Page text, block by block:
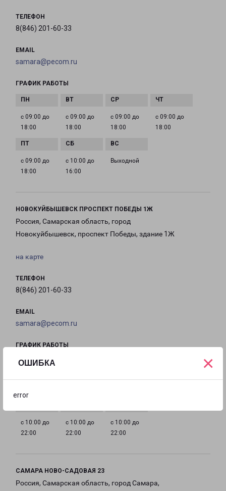
ОШИБКА
error
×
ТЕЛЕФОН
8(846) 201-60-33
EMAIL
samara@pecom.ru
ГРАФИК РАБОТЫ
с 09:00 до
18:00
с 09:00 до
18:00
с 09:00 до
18:00
с 09:00 до
18:00
с 09:00 до
18:00
с 10:00 до
16:00
Выходной
НОВОКУЙБЫШЕВСК ПРОСПЕКТ ПОБЕДЫ 1Ж
Россия, Самарская область, город
Новокуйбышевск, проспект Победы, здание 1Ж
на карте
ТЕЛЕФОН
8(846) 201-60-33
EMAIL
samara@pecom.ru
ГРАФИК РАБОТЫ
с 10:00 до
с 10:00 до
с 10:00 до
с 10:00 до
с 10:00 до
22:00
с 10:00 до
22:00
с 10:00 до
22:00
САМАРА НОВО-САДОВАЯ 23
Россия, Самарская область, город Самара,